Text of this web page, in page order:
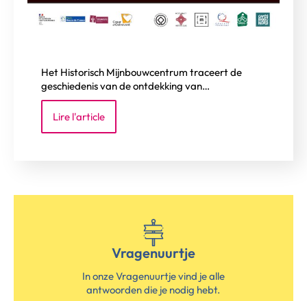
Het Historisch Mijnbouwcentrum traceert de
geschiedenis van de ontdekking van…
Lire l'article
Vragenuurtje
In onze Vragenuurtje vind je alle
antwoorden die je nodig hebt.